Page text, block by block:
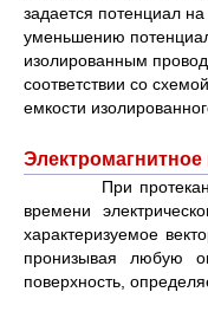
задается потенциал
уменьшению
изолированным
соответствии со
емкости
При протекании
времени
характеризуемое
пронизывая любую
поверхность,